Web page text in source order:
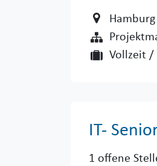
Hamburg
Vollzeit /
IT-
1 offene